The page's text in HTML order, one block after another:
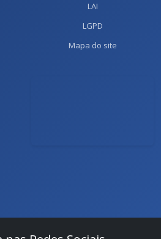
LAI
LGPD
Mapa do site